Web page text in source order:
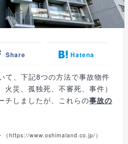
Share Hatena
て、下記8つの方法で事故物件
火災、孤独死、不審死、事件）
チしましたが、これらの事故の
（https://www.oshimaland.co.jp/ ）